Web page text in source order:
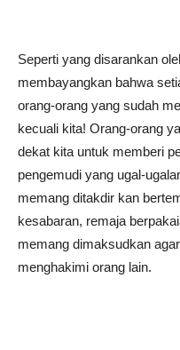
Seperti yang disarankan
membayangkan bahwa
orang-orang yang sudah
kecuali kita! Orang-orang
dekat kita untuk memberi
pengemudi yang ugal-
memang ditakdir kan
kesabaran, remaja
memang dimaksudkan
menghakimi orang lain.